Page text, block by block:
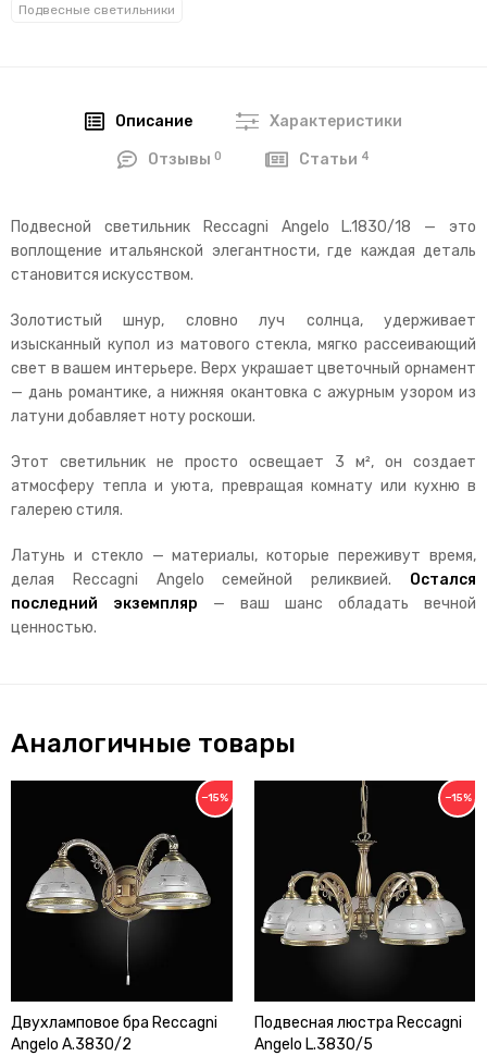
Подвесные светильники
Описание Характеристики
Отзывы0 Статьи 4
Подвесной светильник Reccagni Angelo L.1830/18 — это
воплощение итальянской элегантности, где каждая деталь
становится искусством.
Золотистый шнур, словно луч солнца, удерживает
изысканный купол из матового стекла, мягко рассеивающий
свет в вашем интерьере. Верх украшает цветочный орнамент
— дань романтике, а нижняя окантовка с ажурным узором из
латуни добавляет ноту роскоши.
Этот светильник не просто освещает 3 м², он создает
атмосферу тепла и уюта, превращая комнату или кухню в
галерею стиля.
Латунь и стекло — материалы, которые переживут время,
делая Reccagni Angelo семейной реликвией. Остался
последний экземпляр — ваш шанс обладать вечной
ценностью.
Аналогичные товары
−15%
Двухламповое бра Reccagni
Angelo A.3830/2
−15%
Подвесная люстра Reccagni
Angelo L.3830/5